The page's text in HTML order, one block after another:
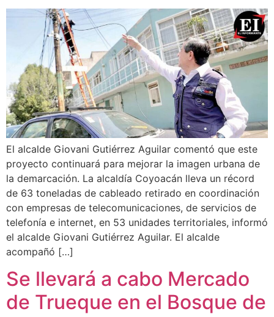
El alcalde Giovani Gutiérrez Aguilar comentó que este
proyecto continuará para mejorar la imagen urbana de
la demarcación. La alcaldía Coyoacán lleva un récord
de 63 toneladas de cableado retirado en coordinación
con empresas de telecomunicaciones, de servicios de
telefonía e internet, en 53 unidades territoriales, informó
el alcalde Giovani Gutiérrez Aguilar. El alcalde
acompañó […]
Se llevará a cabo Mercado
de Trueque en el Bosque de